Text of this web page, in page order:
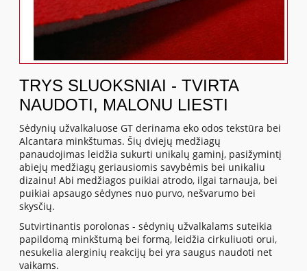
TRYS SLUOKSNIAI - TVIRTA
NAUDOTI, MALONU LIESTI
Sėdynių užvalkaluose GT derinama eko odos tekstūra bei
Alcantara minkštumas. Šių dviejų medžiagų
panaudojimas leidžia sukurti unikalų gaminį, pasižymintį
abiejų medžiagų geriausiomis savybėmis bei unikaliu
dizainu! Abi medžiagos puikiai atrodo, ilgai tarnauja, bei
puikiai apsaugo sėdynes nuo purvo, nešvarumo bei
skysčių.
Sutvirtinantis porolonas - sėdynių užvalkalams suteikia
papildomą minkštumą bei formą, leidžia cirkuliuoti orui,
nesukelia alerginių reakcijų bei yra saugus naudoti net
vaikams.